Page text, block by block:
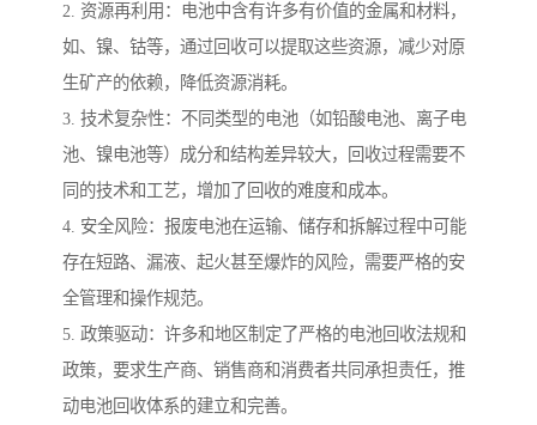
2. 资源再利用：电池中含有许多有价值的金属和材料，
如、镍、钴等，通过回收可以提取这些资源，减少对原
生矿产的依赖，降低资源消耗。
3. 技术复杂性：不同类型的电池（如铅酸电池、离子电
池、镍电池等）成分和结构差异较大，回收过程需要不
同的技术和工艺，增加了回收的难度和成本。
4. 安全风险：报废电池在运输、储存和拆解过程中可能
存在短路、漏液、起火甚至爆炸的风险，需要严格的安
全管理和操作规范。
5. 政策驱动：许多和地区制定了严格的电池回收法规和
政策，要求生产商、销售商和消费者共同承担责任，推
动电池回收体系的建立和完善。